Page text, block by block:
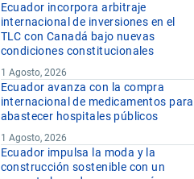
Ecuador incorpora arbitraje
internacional de inversiones en el
TLC con Canadá bajo nuevas
condiciones constitucionales
1 Agosto, 2026
Ecuador avanza con la compra
internacional de medicamentos para
abastecer hospitales públicos
1 Agosto, 2026
Ecuador impulsa la moda y la
construcción sostenible con un